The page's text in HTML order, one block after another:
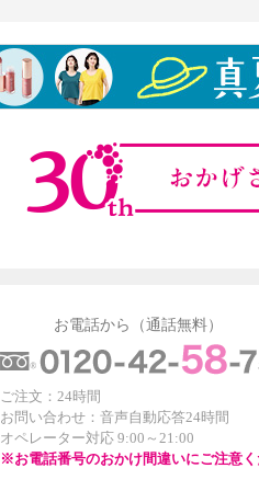
お電話から（通話無料）
ご注文：24時間
お問い合わせ：音声自動応答24時間
オペレーター対応 9:00～21:00
※お電話番号のおかけ間違いにご注意